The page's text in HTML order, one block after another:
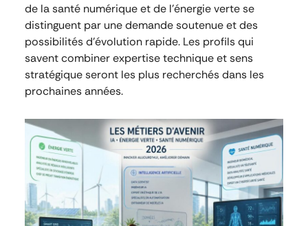
de la santé numérique et de l’énergie verte se
distinguent par une demande soutenue et des
possibilités d’évolution rapide. Les profils qui
savent combiner expertise technique et sens
stratégique seront les plus recherchés dans les
prochaines années.